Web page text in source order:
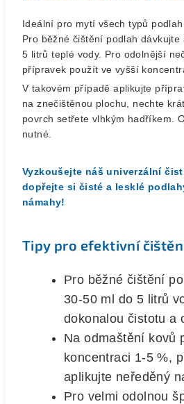
Ideální pro mytí všech typů
Pro běžné čištění podlah
5 litrů teplé vody. Pro odolnější
přípravek použít ve vyšší
V takovém případě aplikujte
na znečištěnou plochu, nechte
povrch setřete vlhkým hadříkem.
nutné.
Vyzkoušejte náš univerzální
dopřejte si čisté a lesklé
námahy!
Tipy pro efektivní
Pro běžné čištění
30-50 ml do 5 litrů
dokonalou čistotu a
Na odmaštění kovů
koncentraci 1-5 %,
aplikujte neředěný
Pro velmi odolnou